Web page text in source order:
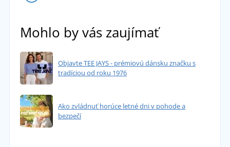
Mohlo by vás zaujímať
Objavte TEE JAYS - prémiovú dánsku značku s
tradíciou od roku 1976
Ako zvládnuť horúce letné dni v pohode a
bezpečí